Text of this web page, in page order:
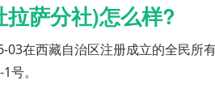
萨分社)怎么样?
在西藏自治区注册成立的全民所
。